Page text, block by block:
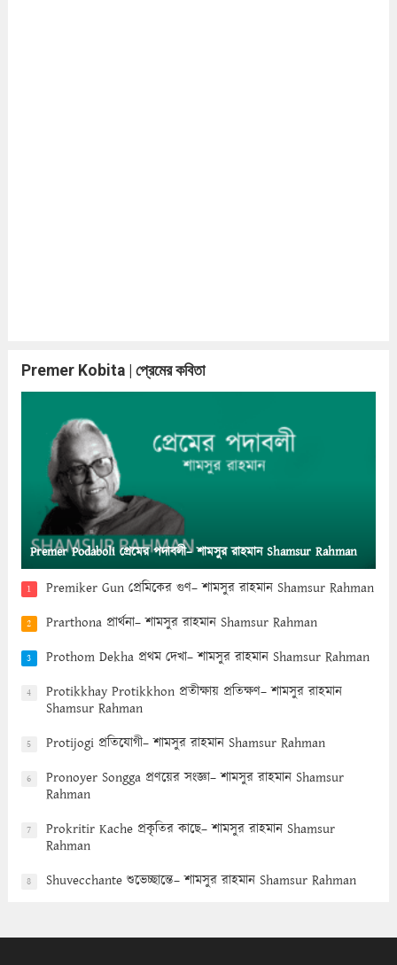
Premer Kobita | প্রেমের কবিতা
Premer Podaboli প্রেমের পদাবলী– শামসুর রাহমান Shamsur Rahman
1 Premiker Gun প্রেমিকের গুণ– শামসুর রাহমান Shamsur Rahman
2 Prarthona প্রার্থনা– শামসুর রাহমান Shamsur Rahman
3 Prothom Dekha প্রথম দেখা– শামসুর রাহমান Shamsur Rahman
4
Protikkhay Protikkhon প্রতীক্ষায় প্রতিক্ষণ– শামসুর রাহমান
Shamsur Rahman
5 Protijogi প্রতিযোগী– শামসুর রাহমান Shamsur Rahman
6
Pronoyer Songga প্রণয়ের সংজ্ঞা– শামসুর রাহমান Shamsur
Rahman
7
Prokritir Kache প্রকৃতির কাছে– শামসুর রাহমান Shamsur
Rahman
8 Shuvecchante শুভেচ্ছান্তে– শামসুর রাহমান Shamsur Rahman